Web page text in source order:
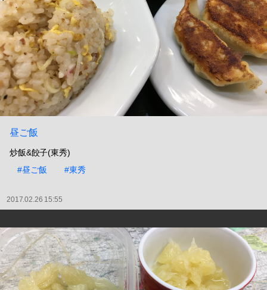
昼ご飯
炒飯&餃子(東秀)
#昼ご飯
#東秀
2017.02.26 15:55